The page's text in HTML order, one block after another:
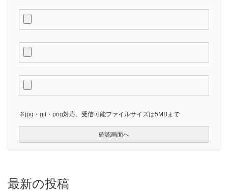
※jpg・gif・png対応、受信可能ファイルサイズは5MBまで
最新の投稿